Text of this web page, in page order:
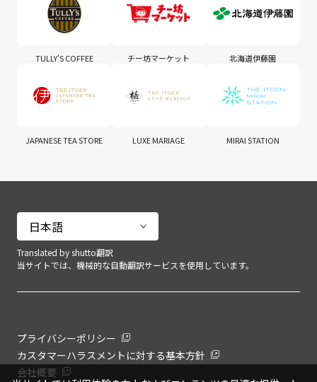
Translated by shutto翻訳
当サイトでは、機械的な自動翻訳サービスを使用しています。
TULLY'S COFFEE チー坊マーケット 北海道伊藤園
JAPANESE TEA STORE LUXE MARIAGE MIRAI STATION
プライバシーポリシー
カスタマーハラスメントに対する基本方針
会社概要